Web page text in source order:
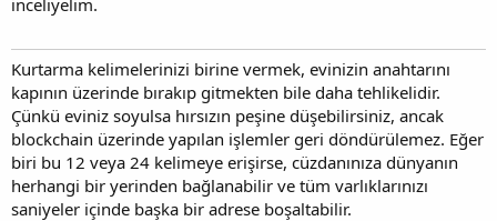
t
n
h
i
inceliyelim.
Kurtarma kelimelerinizi birine vermek, evinizin anahtarını
kapının üzerinde bırakıp gitmekten bile daha tehlikelidir.
Çünkü eviniz soyulsa hırsızın peşine düşebilirsiniz, ancak
blockchain üzerinde yapılan işlemler geri döndürülemez. Eğer
biri bu 12 veya 24 kelimeye erişirse, cüzdanınıza dünyanın
herhangi bir yerinden bağlanabilir ve tüm varlıklarınızı
saniyeler içinde başka bir adrese boşaltabilir.